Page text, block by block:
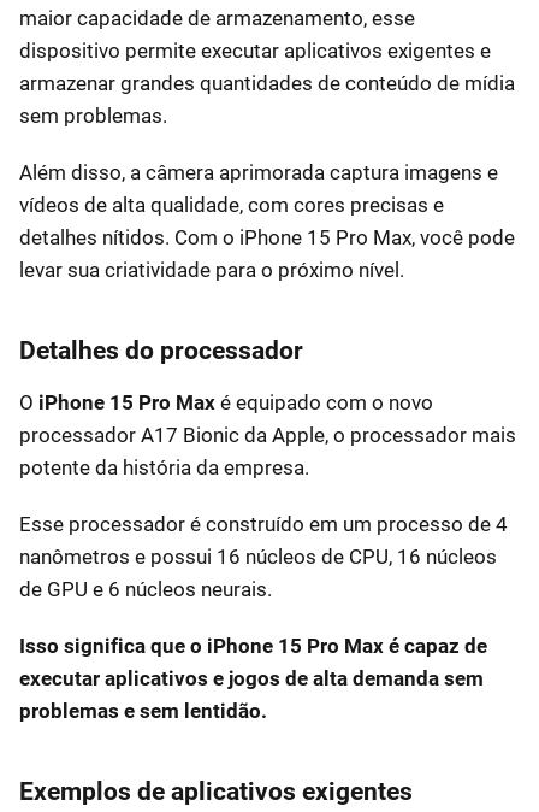
maior capacidade de armazenamento, esse
dispositivo permite executar aplicativos exigentes e
armazenar grandes quantidades de conteúdo de mídia
sem problemas.
Além disso, a câmera aprimorada captura imagens e
vídeos de alta qualidade, com cores precisas e
detalhes nítidos. Com o iPhone 15 Pro Max, você pode
levar sua criatividade para o próximo nível.
Detalhes do processador
O iPhone 15 Pro Max é equipado com o novo
processador A17 Bionic da Apple, o processador mais
potente da história da empresa.
Esse processador é construído em um processo de 4
nanômetros e possui 16 núcleos de CPU, 16 núcleos
de GPU e 6 núcleos neurais.
Isso significa que o iPhone 15 Pro Max é capaz de
executar aplicativos e jogos de alta demanda sem
problemas e sem lentidão.
Exemplos de aplicativos exigentes